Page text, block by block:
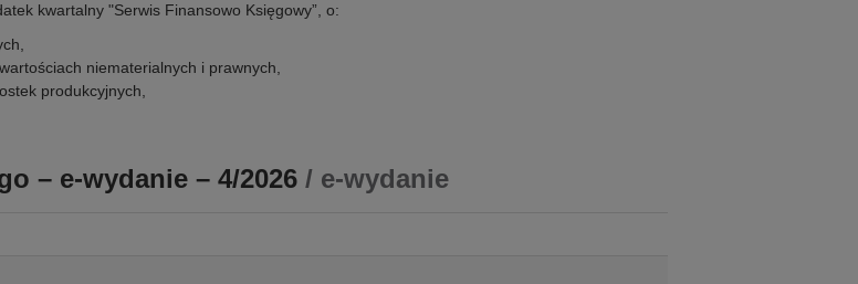
kwartalny "Serwis Finansowo Księgowy”, o:
niematerialnych i prawnych,
produkcyjnych,
– e-wydanie – 4/2026 / e-wydanie